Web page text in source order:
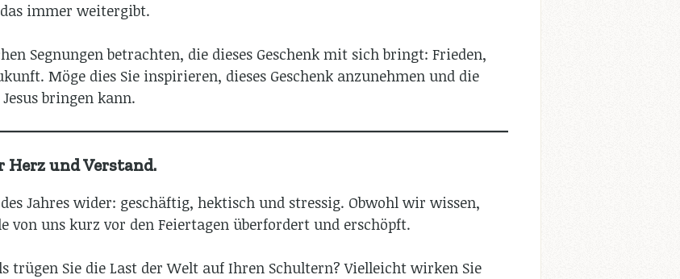
das immer weitergibt.
Segnungen betrachten, die dieses Geschenk mit sich bringt: Frieden,
Möge dies Sie inspirieren, dieses Geschenk anzunehmen und die
bringen kann.
Herz und Verstand.
Jahres wider: geschäftig, hektisch und stressig. Obwohl wir wissen,
von uns kurz vor den Feiertagen überfordert und erschöpft.
trügen Sie die Last der Welt auf Ihren Schultern? Vielleicht wirken Sie